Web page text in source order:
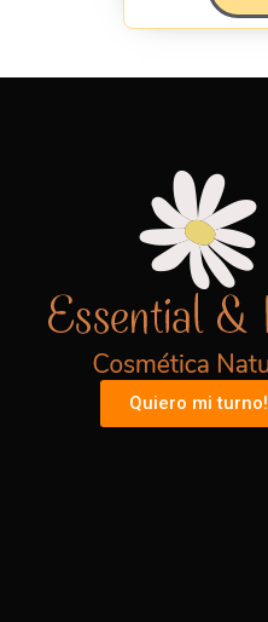
Quiero mi turno!